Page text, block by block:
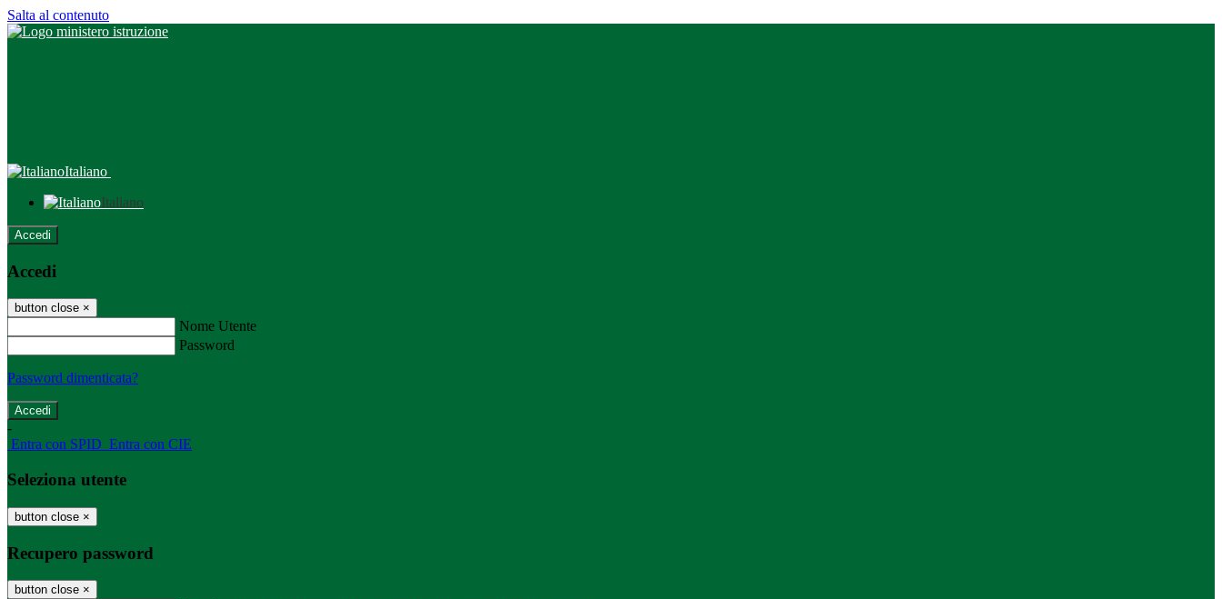
Salta al contenuto
Italiano
Italiano
Accedi
Accedi
button close ×
Nome Utente
Password
Password dimenticata?
-
Entra con SPID Entra con CIE
Seleziona utente
button close ×
Recupero password
button close ×